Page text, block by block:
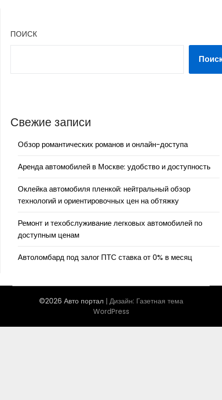
ПОИСК
Свежие записи
Обзор романтических романов и онлайн-доступа
Аренда автомобилей в Москве: удобство и доступность
Оклейка автомобиля пленкой: нейтральный обзор
технологий и ориентировочных цен на обтяжку
Ремонт и техобслуживание легковых автомобилей по
доступным ценам
Автоломбард под залог ПТС ставка от 0% в месяц
©2026 Авто портал | Дизайн: Газетная тема
WordPress